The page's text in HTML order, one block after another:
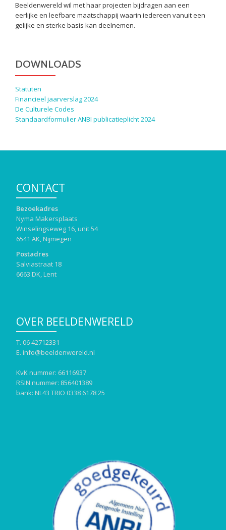
Beeldenwereld wil met haar projecten bijdragen aan een
eerlijke en leefbare maatschappij waarin iedereen vanuit een
gelijke en sterke basis kan deelnemen.
DOWNLOADS
Statuten
Financieel jaarverslag 2024
De Culturele Codes
Standaardformulier ANBI publicatieplicht 2024
CONTACT
Bezoekadres
Nyma Makersplaats
Winselingseweg 16, unit 54
6541 AK, Nijmegen
Postadres
Salviastraat 18
6663 DK, Lent
OVER BEELDENWERELD
T. 06 42712331
E. info@beeldenwereld.nl
KvK nummer: 66116937
RSIN nummer: 856401389
bank: NL43 TRIO 0338 6178 25